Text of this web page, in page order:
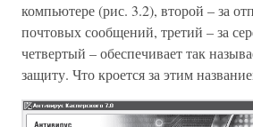
компьютере (рис. 3.2), второй – за
почтовых сообщений, третий – за
четвертый – обеспечивает так
защиту. Что кроется за этим